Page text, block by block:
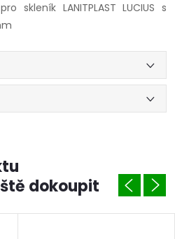
skleník LANITPLAST LUCIUS s
dokoupit